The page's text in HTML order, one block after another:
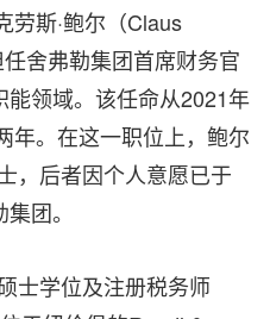
劳斯·鲍尔（Claus
舍弗勒集团首席财务官
领域。该任命从2021年
年。在这一职位上，鲍尔
，后者因个人意愿已于
团。
士学位及注册税务师